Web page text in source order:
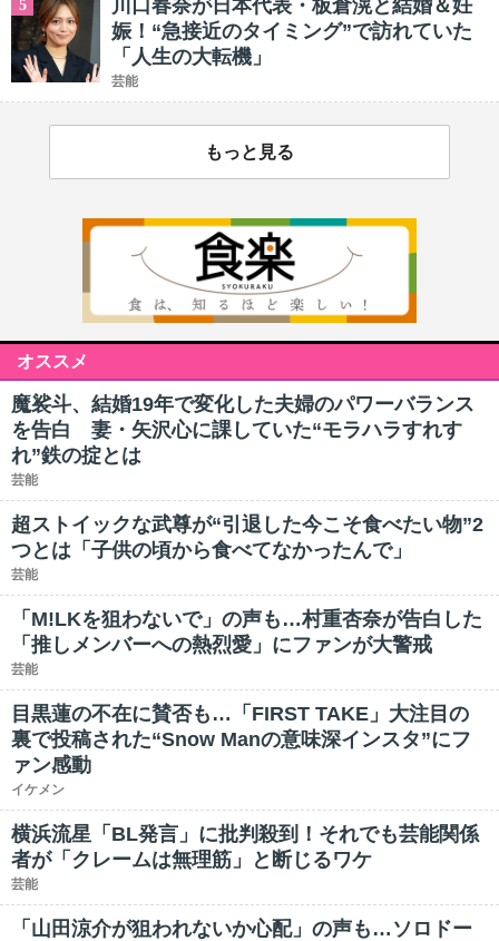
5
川口春奈が日本代表・板倉滉と結婚＆妊
娠！“急接近のタイミング”で訪れていた
「人生の大転機」
芸能
もっと見る
オススメ
魔裟斗、結婚19年で変化した夫婦のパワーバランス
を告白 妻・矢沢心に課していた“モラハラすれす
れ”鉄の掟とは
芸能
超ストイックな武尊が“引退した今こそ食べたい物”2
つとは「子供の頃から食べてなかったんで」
芸能
「M!LKを狙わないで」の声も…村重杏奈が告白した
「推しメンバーへの熱烈愛」にファンが大警戒
芸能
目黒蓮の不在に賛否も…「FIRST TAKE」大注目の
裏で投稿された“Snow Manの意味深インスタ”にフ
ァン感動
イケメン
横浜流星「BL発言」に批判殺到！それでも芸能関係
者が「クレームは無理筋」と断じるワケ
芸能
「山田涼介が狙われないか心配」の声も…ソロドー